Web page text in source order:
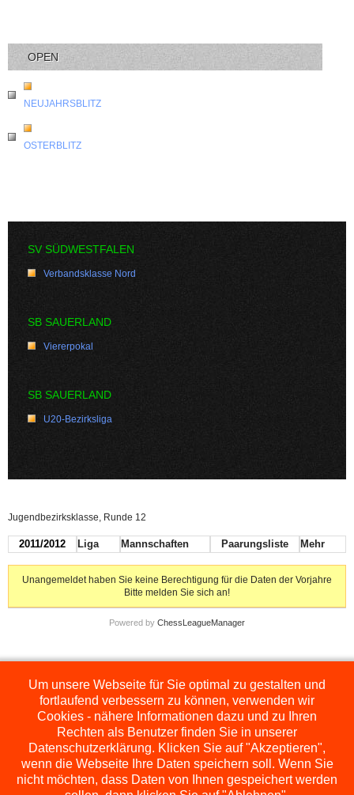
OPEN
NEUJAHRSBLITZ
OSTERBLITZ
SV SÜDWESTFALEN
Verbandsklasse Nord
SB SAUERLAND
Viererpokal
SB SAUERLAND
U20-Bezirksliga
Jugendbezirksklasse, Runde 12
2011/2012 Liga Mannschaften Paarungsliste Mehr
Unangemeldet haben Sie keine Berechtigung für die Daten der Vorjahre
Bitte melden Sie sich an!
Powered by ChessLeagueManager
Die hier dargestellten Ligen werden extern angezeigt und befinden sich im
Orginal aufhttp://www.schachbezirksauerland.de/635/2/index.php
Um unsere Webseite für Sie optimal zu gestalten und
fortlaufend verbessern zu können, verwenden wir
Cookies - nähere Informationen dazu und zu Ihren
Rechten als Benutzer finden Sie in unserer
Datenschutzerklärung. Klicken Sie auf "Akzeptieren",
wenn die Webseite Ihre Daten speichern soll. Wenn Sie
nicht möchten, dass Daten von Ihnen gespeichert werden